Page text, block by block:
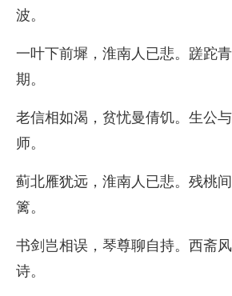
波。
一叶下前墀，淮南人已悲。蹉跎
期。
老信相如渴，贫忧曼倩饥。生公
师。
蓟北雁犹远，淮南人已悲。残桃
篱。
书剑岂相误，琴尊聊自持。西斋
诗。